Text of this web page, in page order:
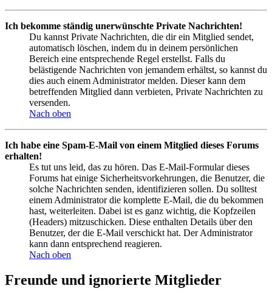
Ich bekomme ständig unerwünschte Private Nachrichten!
Du kannst Private Nachrichten, die dir ein Mitglied sendet,
automatisch löschen, indem du in deinem persönlichen
Bereich eine entsprechende Regel erstellst. Falls du
belästigende Nachrichten von jemandem erhältst, so kannst du
dies auch einem Administrator melden. Dieser kann dem
betreffenden Mitglied dann verbieten, Private Nachrichten zu
versenden.
Nach oben
Ich habe eine Spam-E-Mail von einem Mitglied dieses Forums
erhalten!
Es tut uns leid, das zu hören. Das E-Mail-Formular dieses
Forums hat einige Sicherheitsvorkehrungen, die Benutzer, die
solche Nachrichten senden, identifizieren sollen. Du solltest
einem Administrator die komplette E-Mail, die du bekommen
hast, weiterleiten. Dabei ist es ganz wichtig, die Kopfzeilen
(Headers) mitzuschicken. Diese enthalten Details über den
Benutzer, der die E-Mail verschickt hat. Der Administrator
kann dann entsprechend reagieren.
Nach oben
Freunde und ignorierte Mitglieder